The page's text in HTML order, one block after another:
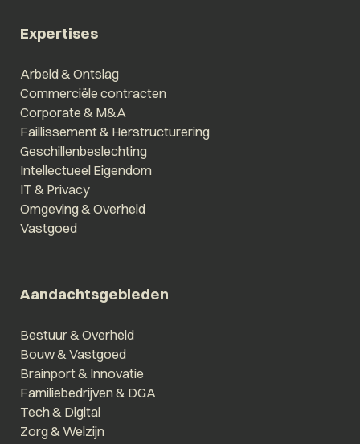
Expertises
Arbeid & Ontslag
Commerciële contracten
Corporate & M&A
Faillissement & Herstructurering
Geschillenbeslechting
Intellectueel Eigendom
IT & Privacy
Omgeving & Overheid
Vastgoed
Aandachtsgebieden
Bestuur & Overheid
Bouw & Vastgoed
Brainport & Innovatie
Familiebedrijven & DGA
Tech & Digital
Zorg & Welzijn